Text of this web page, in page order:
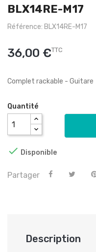
BLX14RE-M17
Référence: BLX14RE-M17
36,00 €TTC
Complet rackable - Guitare
Quantité
 Disponible
Partager
Description